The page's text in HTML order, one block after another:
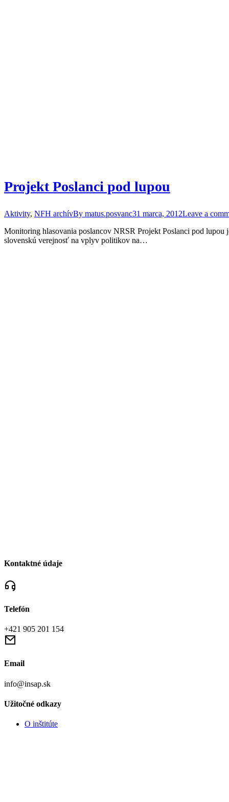
Projekt Poslanci pod lupou
Aktivity, NFH archívBy matus.posvanc31 marca, 2012Leave a
Monitoring hlasovania poslancov NRSR Projekt Poslanci pod
slovenskú verejnosť na vplyv politikov na…
Kontaktné údaje
Telefón
+421 905 201 154
Email
info@insap.sk
Užitočné odkazy
O inštitúte